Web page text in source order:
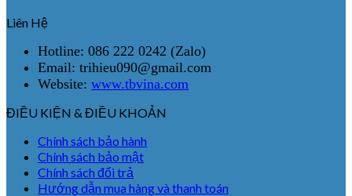
Liên Hệ
Hotline: 086 222 0242 (Zalo)
Email: trihieu090@gmail.com
Website: www.tbvina.com
ĐIỀU KIỆN & ĐIỀU KHOẢN
Chính sách bảo hành
Chính sách bảo mật
Chính sách đổi trả
Hướng dẫn mua hàng và thanh toán